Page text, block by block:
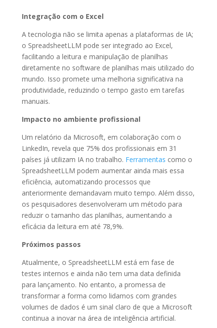
Integração com o Excel
A tecnologia não se limita apenas a plataformas de IA;
o SpreadsheetLLM pode ser integrado ao Excel,
facilitando a leitura e manipulação de planilhas
diretamente no software de planilhas mais utilizado do
mundo. Isso promete uma melhoria significativa na
produtividade, reduzindo o tempo gasto em tarefas
manuais.
Impacto no ambiente profissional
Um relatório da Microsoft, em colaboração com o
LinkedIn, revela que 75% dos profissionais em 31
países já utilizam IA no trabalho. Ferramentas como o
SpreadsheetLLM podem aumentar ainda mais essa
eficiência, automatizando processos que
anteriormente demandavam muito tempo. Além disso,
os pesquisadores desenvolveram um método para
reduzir o tamanho das planilhas, aumentando a
eficácia da leitura em até 78,9%.
Próximos passos
Atualmente, o SpreadsheetLLM está em fase de
testes internos e ainda não tem uma data definida
para lançamento. No entanto, a promessa de
transformar a forma como lidamos com grandes
volumes de dados é um sinal claro de que a Microsoft
continua a inovar na área de inteligência artificial.